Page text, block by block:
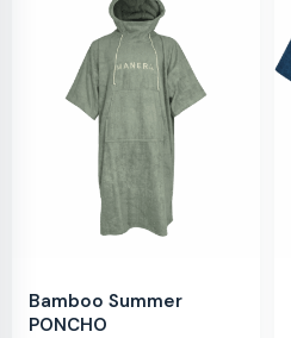
Bamboo Summer
PONCHO